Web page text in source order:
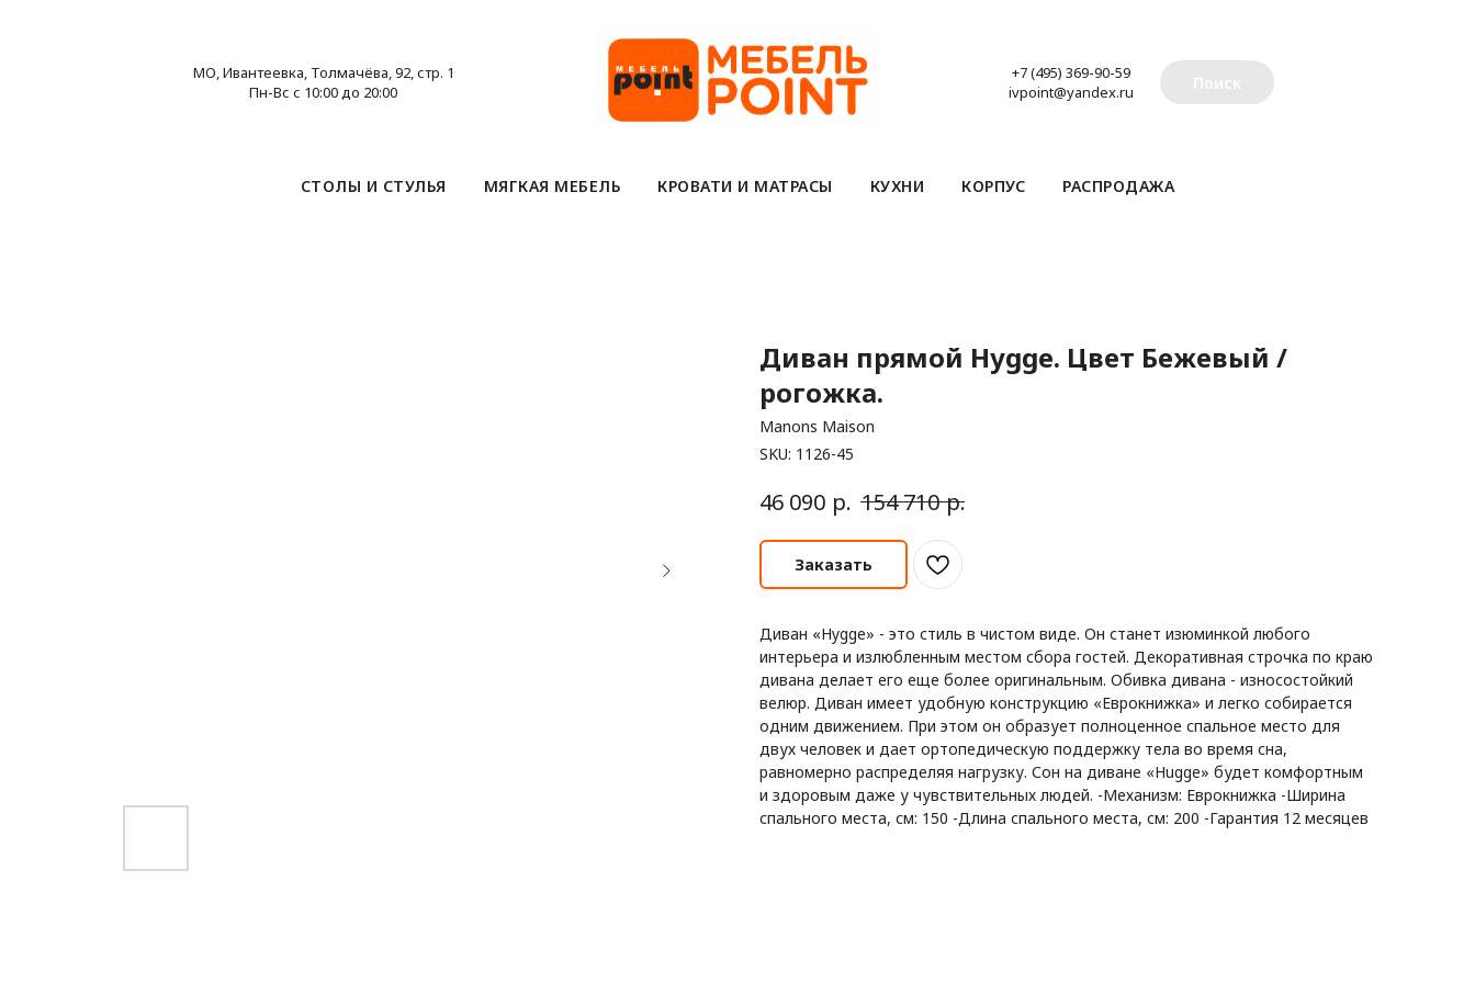
МО, Ивантеевка, Толмачёва, 92, стр. 1
Пн-Вс с 10:00 до 20:00
+7 (495) 369-90-59
ivpoint@yandex.ru
СТОЛЫ И СТУЛЬЯ МЯГКАЯ МЕБЕЛЬ КРОВАТИ И МАТРАСЫ КУХНИ КОРПУС РАСПРОДАЖА
Диван прямой Hygge. Цвет Бежевый /
рогожка.
Manons Maison
SKU: 1126-45
46 090 р. 154 710 р.
Заказать
Диван «Hygge» - это стиль в чистом виде. Он станет изюминкой любого
интерьера и излюбленным местом сбора гостей. Декоративная строчка по краю
дивана делает его еще более оригинальным. Обивка дивана - износостойкий
велюр. Диван имеет удобную конструкцию «Еврокнижка» и легко собирается
одним движением. При этом он образует полноценное спальное место для
двух человек и дает ортопедическую поддержку тела во время сна,
равномерно распределяя нагрузку. Сон на диване «Hugge» будет комфортным
и здоровым даже у чувствительных людей. -Механизм: Еврокнижка -Ширина
спального места, см: 150 -Длина спального места, см: 200 -Гарантия 12 месяцев